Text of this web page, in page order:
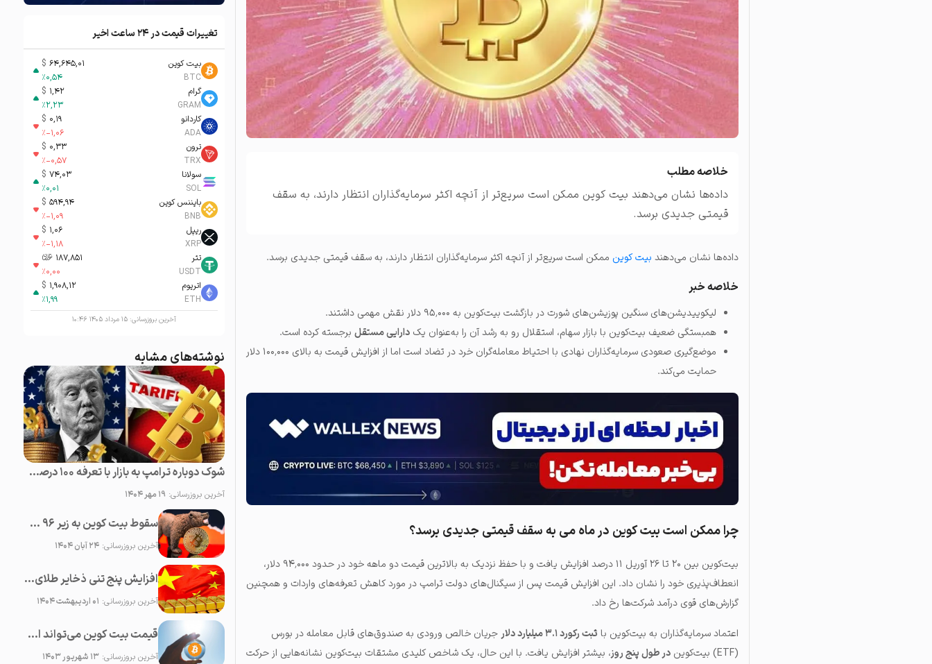
تاریخچه معاملات
مشاهده سفارش‌های باز، معاملات و ...
خلاصه مطلب
داده‌ها نشان می‌دهند بیت کوین ممکن است سریع‌تر از آنچه اکثر سرمایه‌گذاران انتظار دارند، به سقف
قیمتی جدیدی برسد.
داده‌ها نشان می‌دهند بیت کوین ممکن است سریع‌تر از آنچه اکثر سرمایه‌گذاران انتظار دارند، به سقف قیمتی جدیدی برسد.
خلاصه خبر
لیکوییدیشن‌های سنگین پوزیشن‌های شورت در بازگشت بیت‌کوین به ۹۵٬۰۰۰ دلار نقش مهمی داشتند.
همبستگی ضعیف بیت‌کوین با بازار سهام، استقلال رو به رشد آن را به‌عنوان یک دارایی مستقلبرجسته کرده است.
موضع‌گیری صعودی سرمایه‌گذاران نهادی با احتیاط معامله‌گران خرد در تضاد است اما از افزایش قیمت به بالای ۱۰۰٬۰۰۰ دلار
حمایت می‌کند.
چرا ممکن است بیت کوین در ماه می به سقف قیمتی جدیدی برسد؟
بیت‌کوین بین ۲۰ تا ۲۶ آوریل ۱۱ درصد افزایش یافت و با حفظ نزدیک به بالاترین قیمت دو ماهه خود در حدود ۹۴٬۰۰۰ دلار،
انعطاف‌پذیری خود را نشان داد. این افزایش قیمت پس از سیگنال‌های دولت ترامپ در مورد کاهش تعرفه‌های واردات و همچنین
گزارش‌های قوی درآمد شرکت‌ها رخ داد.
اعتماد سرمایه‌گذاران به بیت‌کوین با ثبت رکورد ۳.۱ میلیارد دلار
جریان خالص ورودی به صندوق‌های قابل معامله در بورس
(ETF) بیت‌کوین
در طول پنج روز، بیشتر افزایش یافت. با این حال، یک شاخص کلیدی مشتقات بیت‌کوین نشانه‌هایی از حرکت
تغییرات قیمت در ۲۴ ساعت اخیر
بیت کوین
BTC
64,645,01
$
%0,54
گرام
GRAM
1,42
$
%2,23
کاردانو
ADA
0,19
$
%-1,06
ترون
TRX
0,33
$
%-0,57
سولانا
SOL
74,03
$
%0,01
بایننس کوین
BNB
594,94
$
%-1,09
ریپل
XRP
1,06
$
%-1,18
تتر
USDT
187,851 تومان-ء
%0,00
اتریوم
ETH
1,908,12
$
%1,99
آخرین بروزرسانی: ۱۵ مرداد ۱۴۰۵ ۱۰:۴۶
نوشته‌های مشابه
شوک دوباره ترامپ به بازار با تعرفه ۱۰۰ درصدی علیه چین؛‌ سقوط همه رمزارزها
آخرین بروزرسانی: ۱۹ مهر ۱۴۰۴
سقوط بیت کوین به زیر ۹۶ هزار دلار؛ کف سازی یا پایان بولران؟
آخرین بروزرسانی:۲۴ آبان ۱۴۰۴
افزایش پنج تنی ذخایر طلای چین؛ علت اصلی ادامه رشد قیمت طلا
آخرین بروزرسانی: ۰۱ اردیبهشت ۱۴۰۴
قیمت بیت کوین می‌تواند از مرز ۱۵۰۰۰۰ دلار در سال ۲۰۲۳ عبور کند
آخرین بروزرسانی:۱۳ شهریور ۱۴۰۳